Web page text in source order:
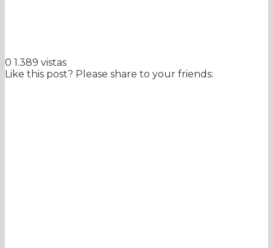
0 1.389 vistas
Like this post? Please share to your friends: